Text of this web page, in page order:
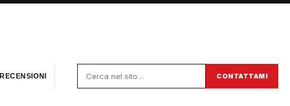
CONTATTAMI
RECENSIONI